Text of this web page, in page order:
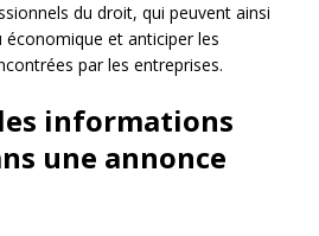
du droit, qui peuvent ainsi
économique et anticiper les
par les entreprises.
informations
une annonce